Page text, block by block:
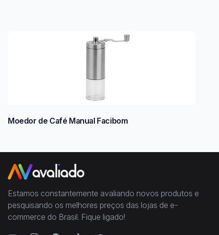
Moedor de Café Manual Facibom
Estamos constantemente avaliando novos produtos e
pesquisando os melhores preços das lojas de e-
commerce do Brasil. Fique ligado!